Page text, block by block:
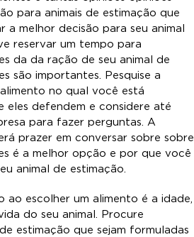
para animais de estimação que
a melhor decisão para seu animal
reservar um tempo para
da da ração de seu animal de
são importantes. Pesquise a
no qual você está
eles defendem e considere até
para fazer perguntas. A
prazer em conversar sobre sobre
é a melhor opção e por que você
animal de estimação.
ao escolher um alimento é a idade,
do seu animal. Procure
estimação que sejam formuladas